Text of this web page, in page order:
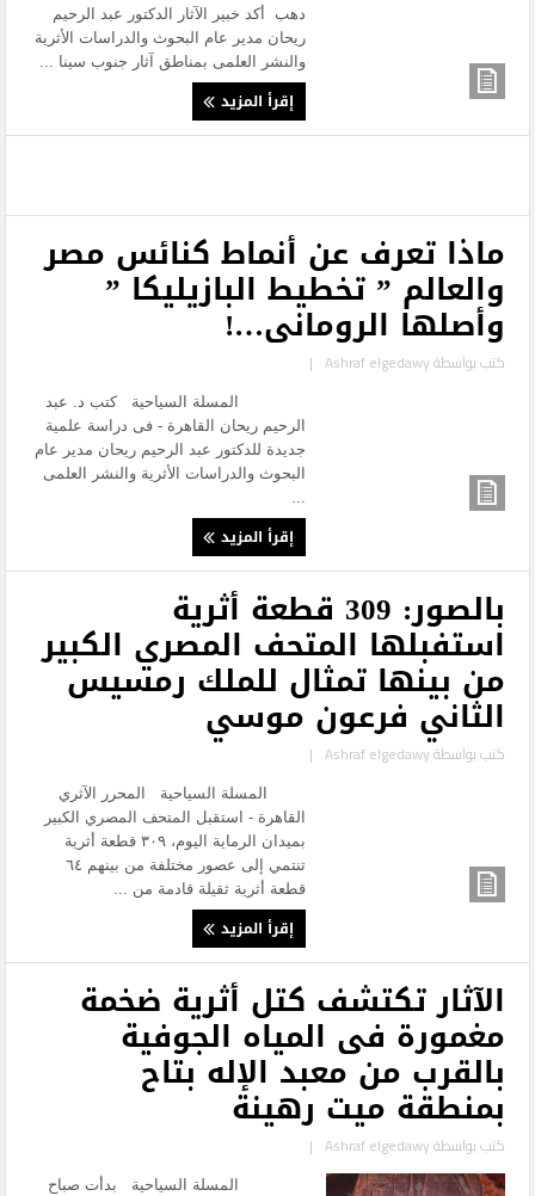
دهب أكد خبير الآثار الدكتور عبد الرحيم
ريحان مدير عام البحوث والدراسات الأثرية
والنشر العلمى بمناطق آثار جنوب سينا ...
إقرأ المزيد
ماذا تعرف عن أنماط كنائس مصر
والعالم ” تخطيط البازيليكا ”
وأصلها الرومانى…!
كتب بواسطةAshraf elgedawy
|
المسلة السياحية كتب د. عبد
الرحيم ريحان القاهرة - فى دراسة علمية
جديدة للدكتور عبد الرحيم ريحان مدير عام
البحوث والدراسات الأثرية والنشر العلمى
إقرأ المزيد
بالصور: 309 قطعة أثرية
استفبلها المتحف المصري الكبير
من بينها تمثال للملك رمسيس
الثاني فرعون موسي
كتب بواسطةAshraf elgedawy
|
المسلة السياحية المحرر الآثري
القاهرة - استقبل المتحف المصري الكبير
بميدان الرماية اليوم، ٣٠٩ قطعة أثرية
تنتمي إلى عصور مختلفة من بينهم ٦٤
قطعة أثرية ثقيلة قادمة من ...
إقرأ المزيد
الآثار تكتشف كتل أثرية ضخمة
مغمورة فى المياه الجوفية
بالقرب من معبد الإله بتاح
بمنطقة ميت رهينة
كتب بواسطةAshraf elgedawy
|
المسلة السياحية بدأت صباح